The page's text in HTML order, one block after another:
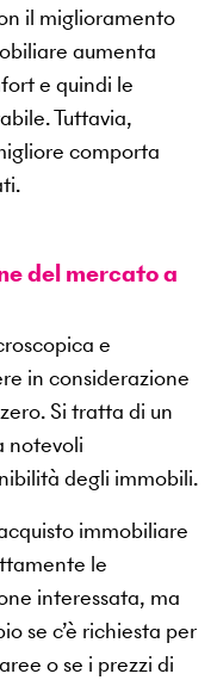
il miglioramento
aumenta
e quindi le
Tuttavia,
comporta
del mercato a
e
in considerazione
Si tratta di un
notevoli
degli immobili.
immobiliare
le
interessata, ma
se c’è richiesta per
o se i prezzi di